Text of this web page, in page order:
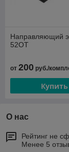
Направляющий
52OT
от 200 руб./
Купить
О нас
Рейтинг не
Менее 5